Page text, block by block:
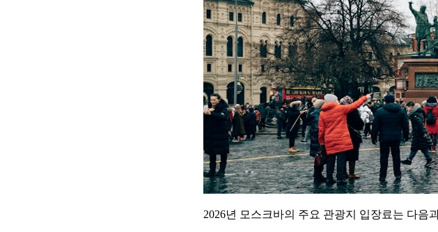
2026년 모스크바의 주요 관광지 입장료는 다음